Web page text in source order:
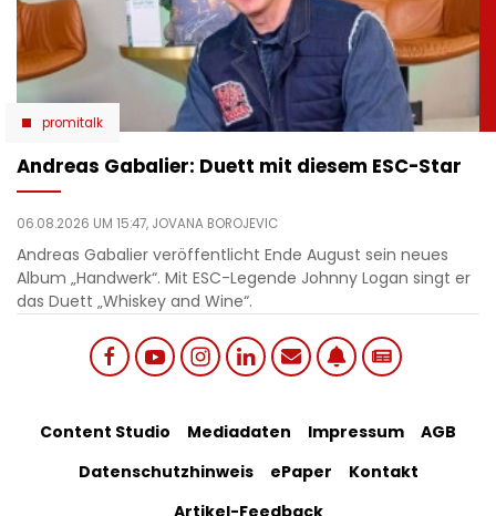
promitalk
Andreas Gabalier: Duett mit diesem ESC-Star
06.08.2026 UM 15:47, JOVANA BOROJEVIC
Andreas Gabalier veröffentlicht Ende August sein neues
Album „Handwerk“. Mit ESC-Legende Johnny Logan singt er
das Duett „Whiskey and Wine“.
links
menu
Footer
Bottom
Content Studio Mediadaten Impressum
AGB
Datenschutzhinweis
ePaper
Kontakt
Artikel-Feedback